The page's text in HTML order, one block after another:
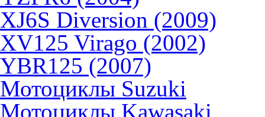
XJ6S Diversion (2009)
XV125 Virago (2002)
YBR125 (2007)
Мотоциклы Suzuki
Мотоциклы Kawasaki